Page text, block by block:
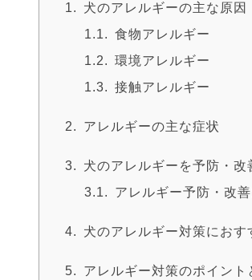
犬のアレルギーの主な原因
食物アレルギー
環境アレルギー
接触アレルギー
アレルギーの主な症状
犬のアレルギーを予防・改
アレルギー予防・改
犬のアレルギー対策におす
アレルギー対策のポイント